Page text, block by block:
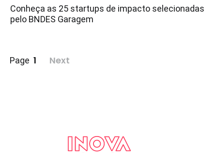
Conheça as 25 startups de impacto selecionadas
pelo BNDES Garagem
Paginação
Page 1 Next